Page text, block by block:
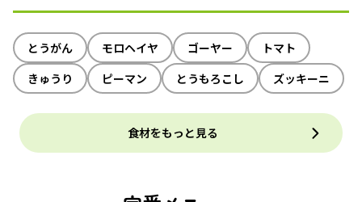
とうがん モロヘイヤ ゴーヤー
トマト
きゅうり
ピーマン とうもろこし ズッキーニ
食材をもっと見る